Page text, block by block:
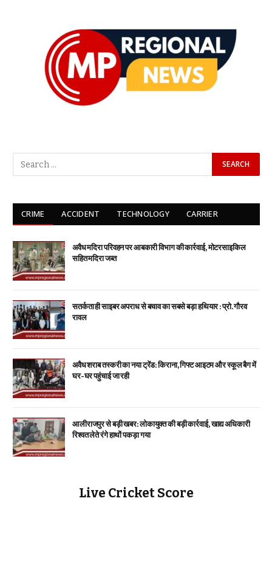
CRIME ACCIDENT TECHNOLOGY CARRIER
अवैध मदिरा परिवहन पर आबकारी विभाग की कार्रवाई, मोटरसाइकिल
सहित मदिरा जब्त
सतर्कता ही साइबर अपराध से बचाव का सबसे बड़ा हथियार : प्रो. गौरव
रावल
अवैध शराब तस्करी का नया ट्रेंड: किराना, गिफ्ट आइटम और स्कूल बैग में
घर-घर पहुंचाई जा रही
आलीराजपुर से बड़ी खबर: लोकायुक्त की बड़ी कार्रवाई, खाद्य अधिकारी
रिश्वत लेते रंगे हाथों पकड़ा गया
Live Cricket Score